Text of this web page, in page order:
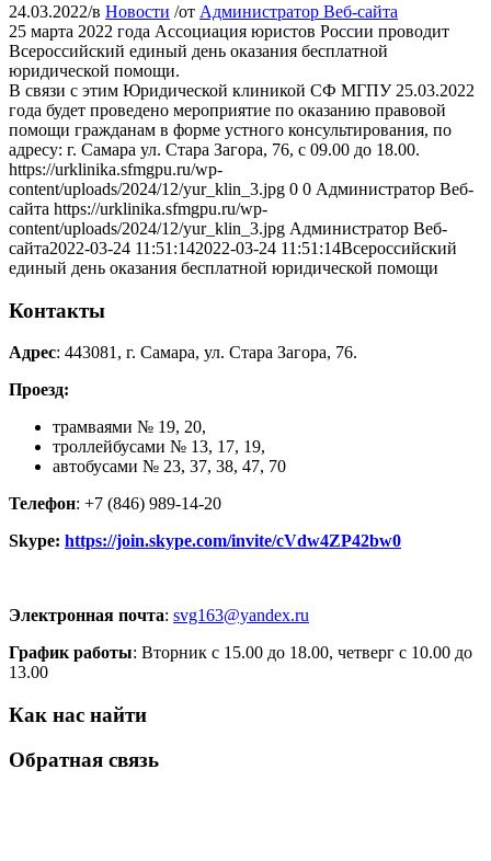
24.03.2022/в Новости /от Администратор Веб-сайта
25 марта 2022 года Ассоциация юристов России проводит
Всероссийский единый день оказания бесплатной
юридической помощи.
В связи с этим Юридической клиникой СФ МГПУ 25.03.2022
года будет проведено мероприятие по оказанию правовой
помощи гражданам в форме устного консультирования, по
адресу: г. Самара ул. Стара Загора, 76, с 09.00 до 18.00.
https://urklinika.sfmgpu.ru/wp-
content/uploads/2024/12/yur_klin_3.jpg 0 0 Администратор Веб-
сайта https://urklinika.sfmgpu.ru/wp-
content/uploads/2024/12/yur_klin_3.jpg Администратор Веб-
сайта2022-03-24 11:51:142022-03-24 11:51:14Всероссийский
единый день оказания бесплатной юридической помощи
Контакты
Адрес: 443081, г. Самара, ул. Стара Загора, 76.
Проезд:
трамваями № 19, 20,
троллейбусами № 13, 17, 19,
автобусами № 23, 37, 38, 47, 70
Телефон: +7 (846) 989-14-20
Skype: https://join.skype.com/invite/cVdw4ZP42bw0
Электронная почта: svg163@yandex.ru
График работы: Вторник с 15.00 до 18.00, четверг с 10.00 до
13.00
Как нас найти
Обратная связь